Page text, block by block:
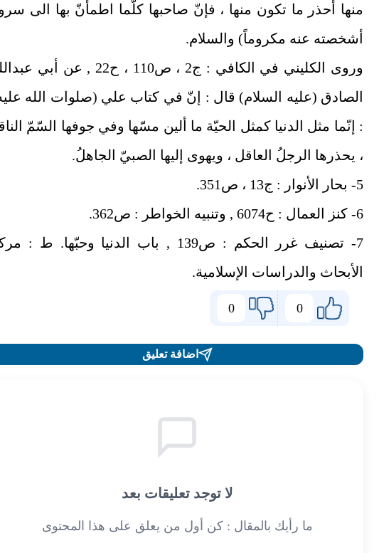
منها أحذر ما تكون منها ، فإنّ صاحبها كلّما اطمأنّ بها الى
أشخصته عنه مكروماً) والسلام.
وروى الكليني في الكافي : ج2 ، ص110 ، ح22 , عن أبي
الصادق (عليه السلام) قال : إنّ في كتاب علي (صلوات الله
: إنّما مثل الدنيا كمثل الحيّة ما ألين مسّها وفي جوفها السّمّ
، يحذرها الرجلُ العاقل ، ويهوى إليها الصبيّ الجاهلُ.
5- بحار الأنوار : ج13 ، ص351.
6- كنز العمال : ح6074 , وتنبيه الخواطر : ص362.
7- تصنيف غرر الحكم : ص139 , باب الدنيا وحبّها. ط :
الأبحاث والدراسات الإسلامية.
0
0
اضافة تعليق
لا توجد تعليقات بعد
ما رأيك بالمقال : كن أول من يعلق على هذا المحتوى